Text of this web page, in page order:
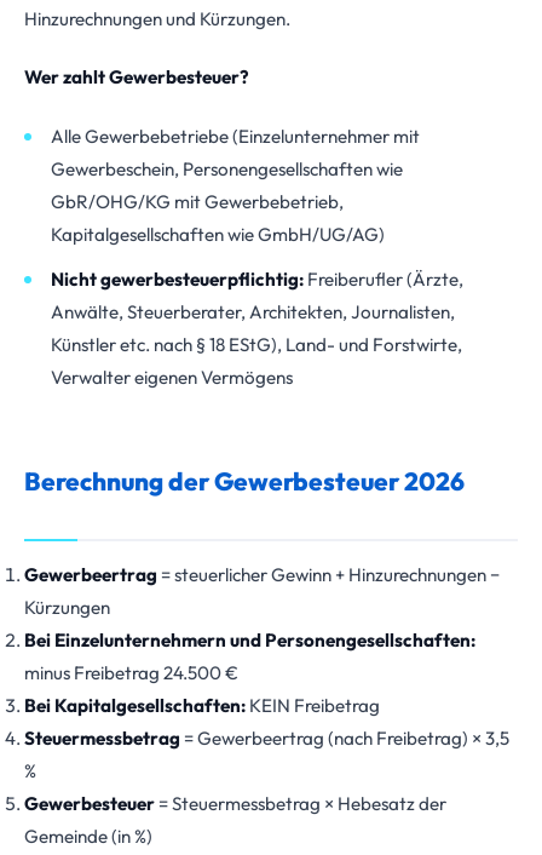
Hinzurechnungen und Kürzungen.
Wer zahlt Gewerbesteuer?
Alle Gewerbebetriebe (Einzelunternehmer mit
Gewerbeschein, Personengesellschaften wie
GbR/OHG/KG mit Gewerbebetrieb,
Kapitalgesellschaften wie GmbH/UG/AG)
Nicht gewerbesteuerpflichtig: Freiberufler (Ärzte,
Anwälte, Steuerberater, Architekten, Journalisten,
Künstler etc. nach § 18 EStG), Land- und Forstwirte,
Verwalter eigenen Vermögens
Berechnung der Gewerbesteuer 2026
Gewerbeertrag = steuerlicher Gewinn + Hinzurechnungen −
Kürzungen
Bei Einzelunternehmern und Personengesellschaften:
minus Freibetrag 24.500 €
Bei Kapitalgesellschaften: KEIN Freibetrag
Steuermessbetrag = Gewerbeertrag (nach Freibetrag) × 3,5
%
Gewerbesteuer = Steuermessbetrag × Hebesatz der
Gemeinde (in %)